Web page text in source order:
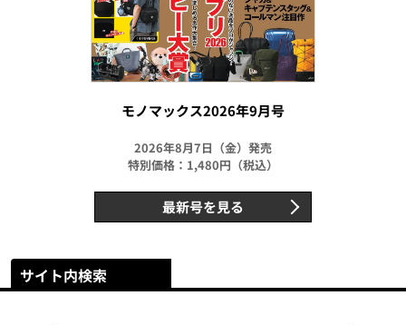
モノマックス2026年9月号
2026年8月7日（金）発売
特別価格：1,480円（税込）
最新号を見る
サイト内検索